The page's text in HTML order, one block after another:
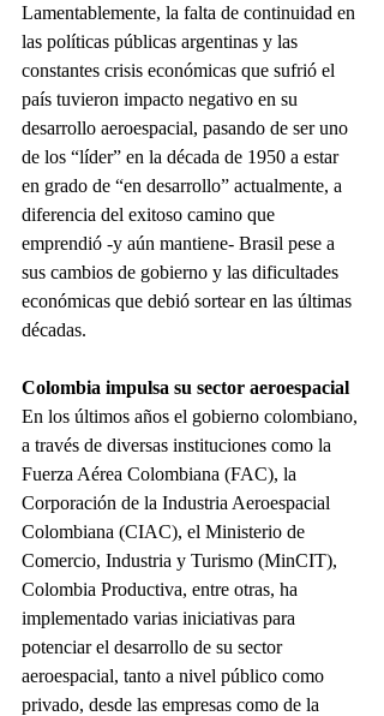
Lamentablemente, la falta de continuidad en
las políticas públicas argentinas y las
constantes crisis económicas que sufrió el
país tuvieron impacto negativo en su
desarrollo aeroespacial, pasando de ser uno
de los “líder” en la década de 1950 a estar
en grado de “en desarrollo” actualmente, a
diferencia del exitoso camino que
emprendió -y aún mantiene- Brasil pese a
sus cambios de gobierno y las dificultades
económicas que debió sortear en las últimas
décadas.
Colombia impulsa su sector aeroespacial
En los últimos años el gobierno colombiano,
a través de diversas instituciones como la
Fuerza Aérea Colombiana (FAC), la
Corporación de la Industria Aeroespacial
Colombiana (CIAC), el Ministerio de
Comercio, Industria y Turismo (MinCIT),
Colombia Productiva, entre otras, ha
implementado varias iniciativas para
potenciar el desarrollo de su sector
aeroespacial, tanto a nivel público como
privado, desde las empresas como de la